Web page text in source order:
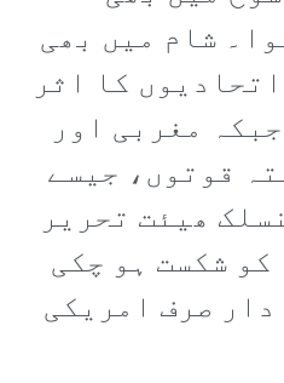
شام میں بھی
کا اثر
مغربی اور
قوتوں، جیسے
ھیئت تحریر
کو شکست ہو چکی
صرف امریکی